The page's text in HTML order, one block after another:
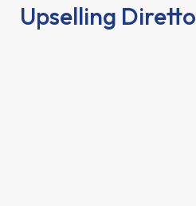
Upselling Diretto